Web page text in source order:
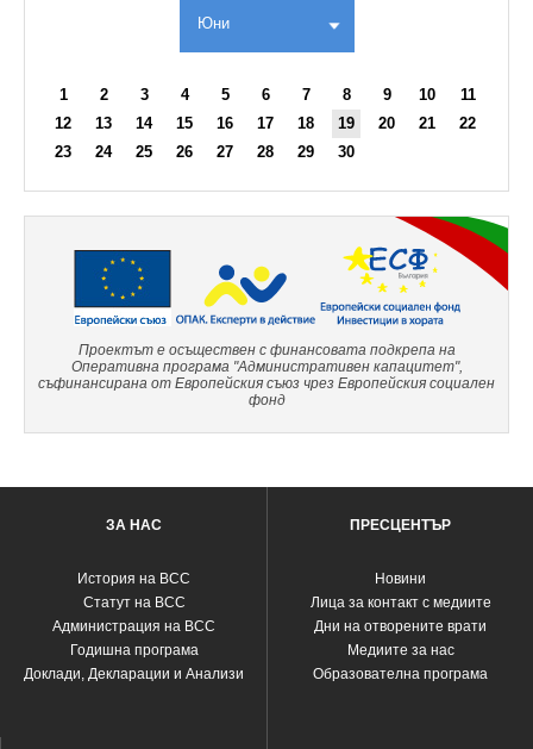
Юни
1 2 3 4 5 6 7 8 9 10
11
12
13 14 15 16 17 18 19 20 21
22
23
24 25 26 27 28 29 30
Проектът е осъществен с финансовата подкрепа на
Оперативна програма "Административен капацитет",
съфинансирана от Европейския съюз чрез Европейския социален
фонд
ЗА НАС
История на ВСС
Статут на ВСС
Администрация на ВСС
Годишна програма
Доклади, Декларации и Анализи
ПРЕСЦЕНТЪР
Новини
Лица за контакт с медиите
Дни на отворените врати
Медиите за нас
Образователна програма